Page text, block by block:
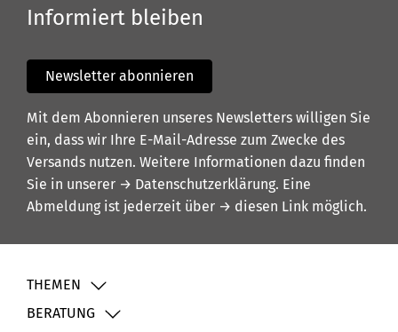
Informiert bleiben
Newsletter abonnieren
Mit dem Abonnieren unseres Newsletters willigen Sie
ein, dass wir Ihre E-Mail-Adresse zum Zwecke des
Versands nutzen. Weitere Informationen dazu finden
Sie in unserer → Datenschutzerklärung. Eine
Abmeldung ist jederzeit über → diesen Link möglich.
THEMEN
BERATUNG